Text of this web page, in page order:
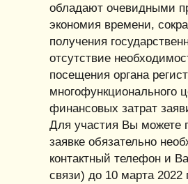
обладают очевидными
экономия времени,
получения
отсутствие
посещения органа
многофункционального
финансовых затрат
Для участия Вы можете
заявке обязательно
контактный телефон и
связи) до 10 марта 2022